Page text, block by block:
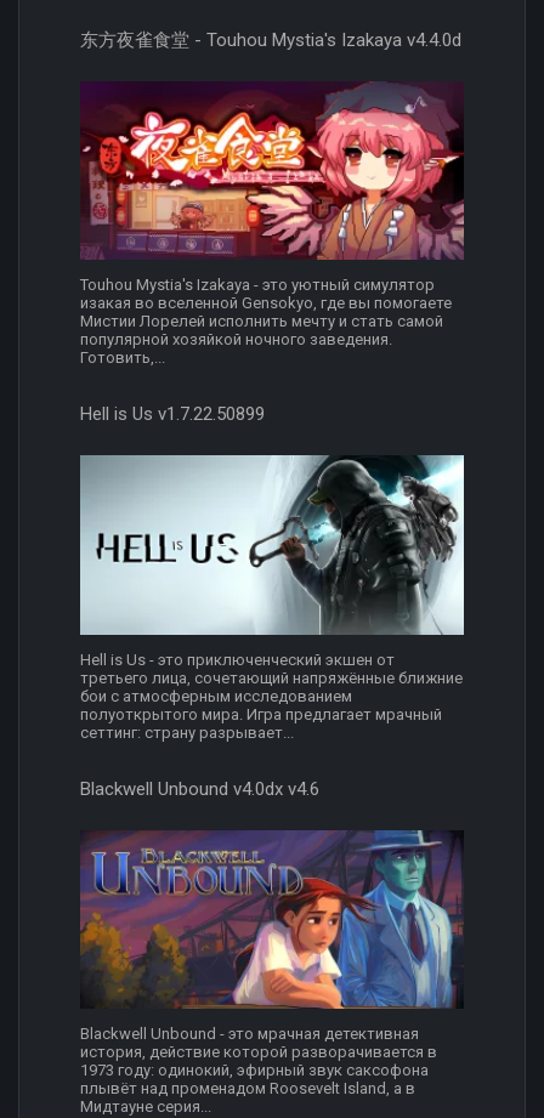
东方夜雀食堂 - Touhou Mystia's Izakaya v4.4.0d
Touhou Mystia's Izakaya - это уютный симулятор
изакая во вселенной Gensokyo, где вы помогаете
Мистии Лорелей исполнить мечту и стать самой
популярной хозяйкой ночного заведения.
Готовить,...
Hell is Us v1.7.22.50899
Hell is Us - это приключенческий экшен от
третьего лица, сочетающий напряжённые ближние
бои с атмосферным исследованием
полуоткрытого мира. Игра предлагает мрачный
сеттинг: страну разрывает...
Blackwell Unbound v4.0dx v4.6
Blackwell Unbound - это мрачная детективная
история, действие которой разворачивается в
1973 году: одинокий, эфирный звук саксофона
плывёт над променадом Roosevelt Island, а в
Мидтауне серия...